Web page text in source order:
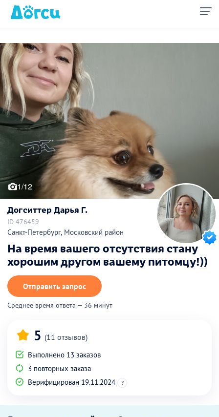
1/12
Догситтер Дарья Г.
ID 476459
Санкт-Петербург, Московский район
На время вашего отсутствия стану
хорошим другом вашему питомцу!))
Отправить запрос
Среднее время ответа — 36 минут
5 (11 отзывов)
Выполнено 13 заказов
3 повторных заказа
Верифицирован 19.11.2024
?